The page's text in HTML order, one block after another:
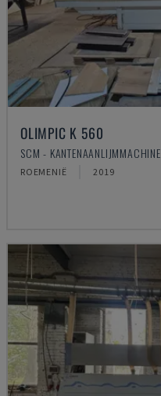
OLIMPIC K 560
SCM - KANTENAANLIJMMACHINE
ROEMENIË 2019